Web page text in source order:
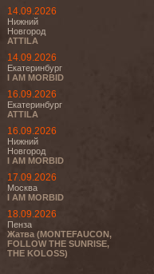
14.09.2026
Нижний
Новгород
ATTILA
14.09.2026
Екатеринбург
I AM MORBID
16.09.2026
Екатеринбург
ATTILA
16.09.2026
Нижний
Новгород
I AM MORBID
17.09.2026
Москва
I AM MORBID
18.09.2026
Пенза
Жатва (MONTEFAUCON,
FOLLOW THE SUNRISE,
THE KOLOSS)